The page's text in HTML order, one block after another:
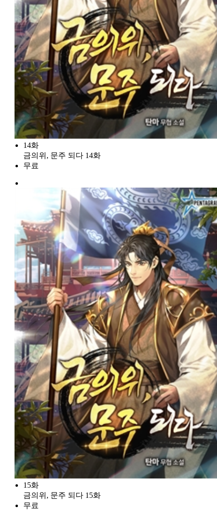
14화
금의위, 문주 되다 14화
무료
15화
금의위, 문주 되다 15화
무료